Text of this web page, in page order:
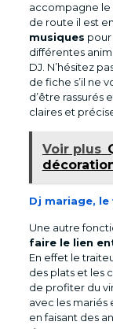
accompagne le
de route il est
musiques pour
différentes
DJ. N’hésitez
de fiche s’il ne
d’être rassurés
claires et
Voir plus
Dj mariage,
Une autre
faire le lien
En effet le
des plats et les
de profiter du
avec les mariés
en faisant des